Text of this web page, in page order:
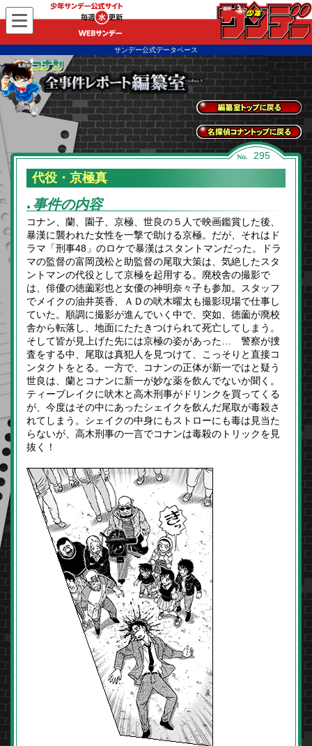
WEBサンデー
サンデー公式データベース
全事件レポートトッ
プに戻る
名探偵コナントップ
に戻る
295
代役・京極真
● 事件の内容
コナン、蘭、園子、京極、世良の５人で映画鑑賞した後、
暴漢に襲われた女性を一撃で助ける京極。だが、それはド
ラマ「刑事48」のロケで暴漢はスタントマンだった。ドラ
マの監督の富岡茂松と助監督の尾取大策は、気絶したスタ
ントマンの代役として京極を起用する。廃校舎の撮影で
は、俳優の徳薗彩也と女優の神明奈々子も参加。スタッフ
でメイクの油井英香、ＡＤの吠木曜太も撮影現場で仕事し
ていた。順調に撮影が進んでいく中で、突如、徳薗が廃校
舎から転落し、地面にたたきつけられて死亡してしまう。
そして皆が見上げた先には京極の姿があった… 警察が捜
査をする中、尾取は真犯人を見つけて、こっそりと直接コ
ンタクトをとる。一方で、コナンの正体が新一ではと疑う
世良は、蘭とコナンに新一が妙な薬を飲んでないか聞く。
ティーブレイクに吠木と高木刑事がドリンクを買ってくる
が、今度はその中にあったシェイクを飲んだ尾取が毒殺さ
れてしまう。シェイクの中身にもストローにも毒は見当た
らないが、高木刑事の一言でコナンは毒殺のトリックを見
抜く！